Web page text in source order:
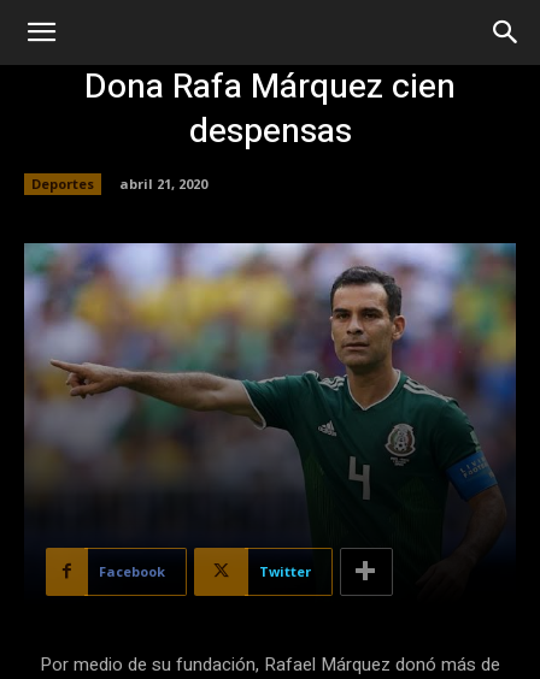
Dona Rafa Márquez cien
despensas
Deportes abril 21, 2020
Facebook Twitter
Por medio de su fundación, Rafael Márquez donó más de